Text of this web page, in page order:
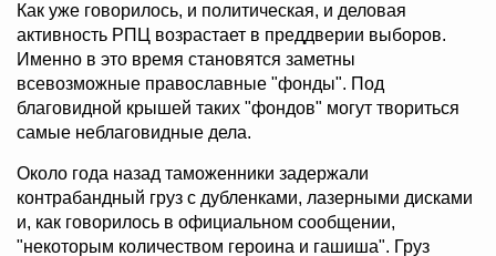
Как уже говорилось, и политическая, и деловая
активность РПЦ возрастает в преддверии выборов.
Именно в это время становятся заметны
всевозможные православные "фонды". Под
благовидной крышей таких "фондов" могут твориться
самые неблаговидные дела.
Около года назад таможенники задержали
контрабандный груз с дубленками, лазерными дисками
и, как говорилось в официальном сообщении,
"некоторым количеством героина и гашиша". Груз